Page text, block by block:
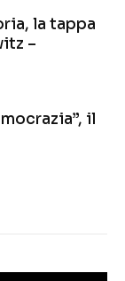
la tappa
–
il